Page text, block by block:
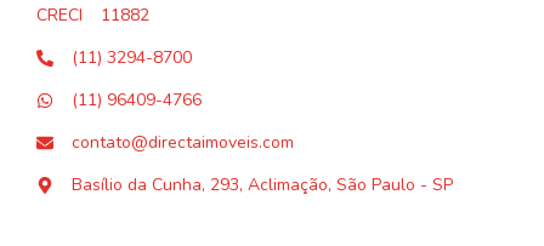
CRECI
11882
(11) 3294-8700
(11) 96409-4766
contato@directaimoveis.com
Basílio da Cunha, 293, Aclimação, São Paulo - SP